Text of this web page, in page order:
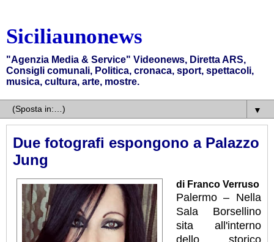
Siciliaunonews
"Agenzia Media & Service" Videonews, Diretta ARS,
Consigli comunali, Politica, cronaca, sport, spettacoli,
musica, cultura, arte, mostre.
▼
Due fotografi espongono a Palazzo
Jung
di Franco Verruso
Palermo – Nella
Sala Borsellino
sita all'interno
dello storico